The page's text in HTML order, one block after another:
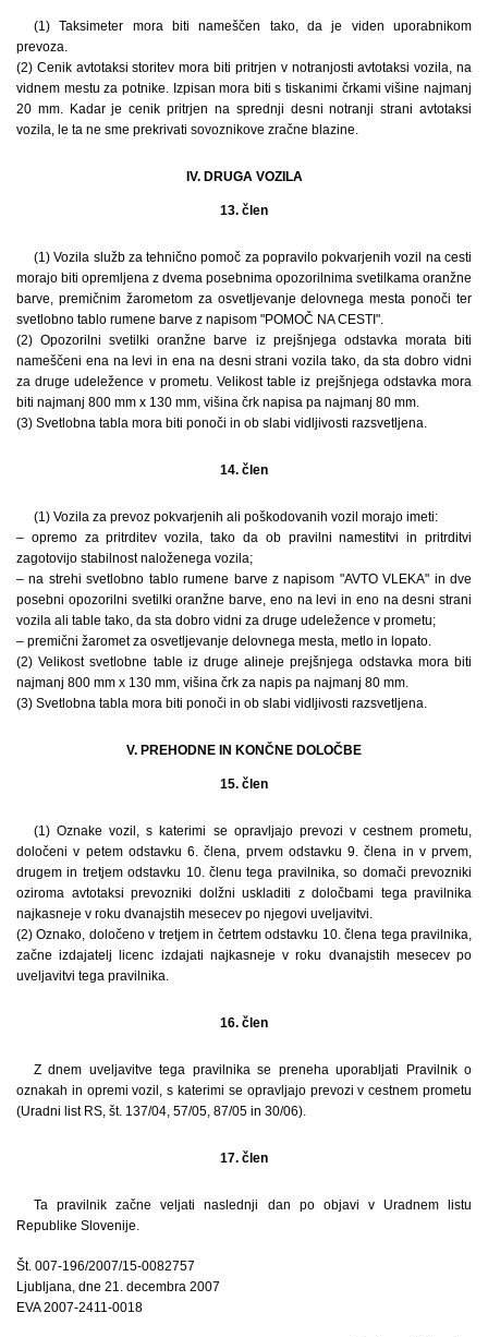
(1) Taksimeter mora biti nameščen tako, da je viden uporabnikom
prevoza.
(2) Cenik avtotaksi storitev mora biti pritrjen v notranjosti avtotaksi vozila, na
vidnem mestu za potnike. Izpisan mora biti s tiskanimi črkami višine najmanj
20 mm. Kadar je cenik pritrjen na sprednji desni notranji strani avtotaksi
vozila, le ta ne sme prekrivati sovoznikove zračne blazine.
IV. DRUGA VOZILA
13. člen
(1) Vozila služb za tehnično pomoč za popravilo pokvarjenih vozil na cesti
morajo biti opremljena z dvema posebnima opozorilnima svetilkama oranžne
barve, premičnim žarometom za osvetljevanje delovnega mesta ponoči ter
svetlobno tablo rumene barve z napisom "POMOČ NA CESTI".
(2) Opozorilni svetilki oranžne barve iz prejšnjega odstavka morata biti
nameščeni ena na levi in ena na desni strani vozila tako, da sta dobro vidni
za druge udeležence v prometu. Velikost table iz prejšnjega odstavka mora
biti najmanj 800 mm x 130 mm, višina črk napisa pa najmanj 80 mm.
(3) Svetlobna tabla mora biti ponoči in ob slabi vidljivosti razsvetljena.
14. člen
(1) Vozila za prevoz pokvarjenih ali poškodovanih vozil morajo imeti:
– opremo za pritrditev vozila, tako da ob pravilni namestitvi in pritrditvi
zagotovijo stabilnost naloženega vozila;
– na strehi svetlobno tablo rumene barve z napisom "AVTO VLEKA" in dve
posebni opozorilni svetilki oranžne barve, eno na levi in eno na desni strani
vozila ali table tako, da sta dobro vidni za druge udeležence v prometu;
– premični žaromet za osvetljevanje delovnega mesta, metlo in lopato.
(2) Velikost svetlobne table iz druge alineje prejšnjega odstavka mora biti
najmanj 800 mm x 130 mm, višina črk za napis pa najmanj 80 mm.
(3) Svetlobna tabla mora biti ponoči in ob slabi vidljivosti razsvetljena.
V. PREHODNE IN KONČNE DOLOČBE
15. člen
(1) Oznake vozil, s katerimi se opravljajo prevozi v cestnem prometu,
določeni v petem odstavku 6. člena, prvem odstavku 9. člena in v prvem,
drugem in tretjem odstavku 10. členu tega pravilnika, so domači prevozniki
oziroma avtotaksi prevozniki dolžni uskladiti z določbami tega pravilnika
najkasneje v roku dvanajstih mesecev po njegovi uveljavitvi.
(2) Oznako, določeno v tretjem in četrtem odstavku 10. člena tega pravilnika,
začne izdajatelj licenc izdajati najkasneje v roku dvanajstih mesecev po
uveljavitvi tega pravilnika.
16. člen
Z dnem uveljavitve tega pravilnika se preneha uporabljati Pravilnik o
oznakah in opremi vozil, s katerimi se opravljajo prevozi v cestnem prometu
(Uradni list RS, št. 137/04, 57/05, 87/05 in 30/06).
17. člen
Ta pravilnik začne veljati naslednji dan po objavi v Uradnem listu
Republike Slovenije.
Št. 007-196/2007/15-0082757
Ljubljana, dne 21. decembra 2007
EVA 2007-2411-0018